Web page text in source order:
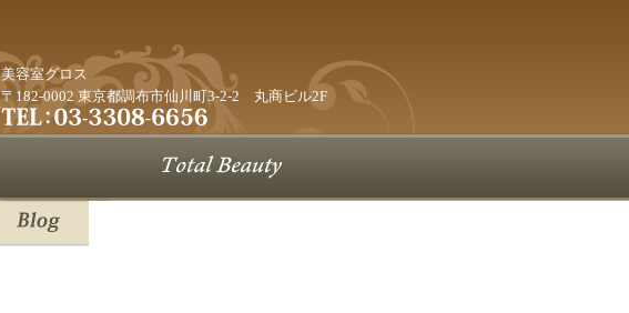
美容室グロス
〒182-0002 東京都調布市仙川町3-2-2 丸商ビル2F